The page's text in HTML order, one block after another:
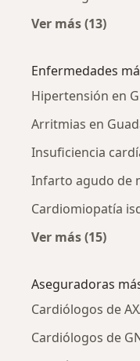
Ver más (13)
Enfermedades
Hipertensión en
Arritmias en
Insuficiencia
Infarto agudo de
Cardiomiopatía
Ver más (15)
Aseguradoras
Cardiólogos de
Cardiólogos de